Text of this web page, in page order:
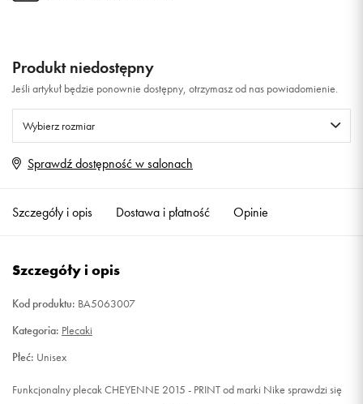
Produkt niedostępny
Jeśli artykuł będzie ponownie dostępny, otrzymasz od nas powiadomienie.
Wybierz rozmiar
ONE SIZE Powiadom o dostępności
Sprawdź dostępność w salonach
Szczegóły i opis Dostawa i płatność Opinie
Szczegóły i opis
Kod produktu: BA5063007
Kategoria: Plecaki
Płeć: Unisex
Funkcjonalny plecak CHEYENNE 2015 - PRINT od marki Nike sprawdzi się